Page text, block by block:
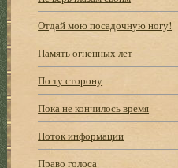
Отдай мою посадочную ногу!
Память огненных лет
По ту сторону
Пока не кончилось время
Поток информации
Право голоса